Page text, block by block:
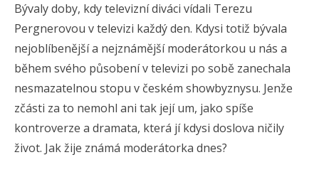
Bývaly doby, kdy televizní diváci vídali Terezu
Pergnerovou v televizi každý den. Kdysi totiž bývala
nejoblíbenější a nejznámější moderátorkou u nás a
během svého působení v televizi po sobě zanechala
nesmazatelnou stopu v českém showbyznysu. Jenže
zčásti za to nemohl ani tak její um, jako spíše
kontroverze a dramata, která jí kdysi doslova ničily
život. Jak žije známá moderátorka dnes?